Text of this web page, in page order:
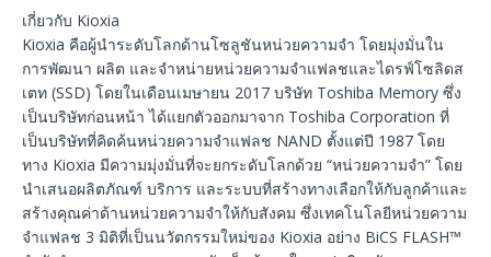
เกี่ยวกับ Kioxia
Kioxia คือผู้นำระดับโลกด้านโซลูชันหน่วยความจำ โดยมุ่งมั่นใน
การพัฒนา ผลิต และจำหน่ายหน่วยความจำแฟลชและไดรฟ์โซลิดส
เตท (SSD) โดยในเดือนเมษายน 2017 บริษัท Toshiba Memory ซึ่ง
เป็นบริษัทก่อนหน้า ได้แยกตัวออกมาจาก Toshiba Corporation ที่
เป็นบริษัทที่คิดค้นหน่วยความจำแฟลช NAND ตั้งแต่ปี 1987 โดย
ทาง Kioxia มีความมุ่งมั่นที่จะยกระดับโลกด้วย “หน่วยความจำ” โดย
นำเสนอผลิตภัณฑ์ บริการ และระบบที่สร้างทางเลือกให้กับลูกค้าและ
สร้างคุณค่าด้านหน่วยความจำให้กับสังคม ซึ่งเทคโนโลยีหน่วยความ
จำแฟลช 3 มิติที่เป็นนวัตกรรมใหม่ของ Kioxia อย่าง BiCS FLASH™